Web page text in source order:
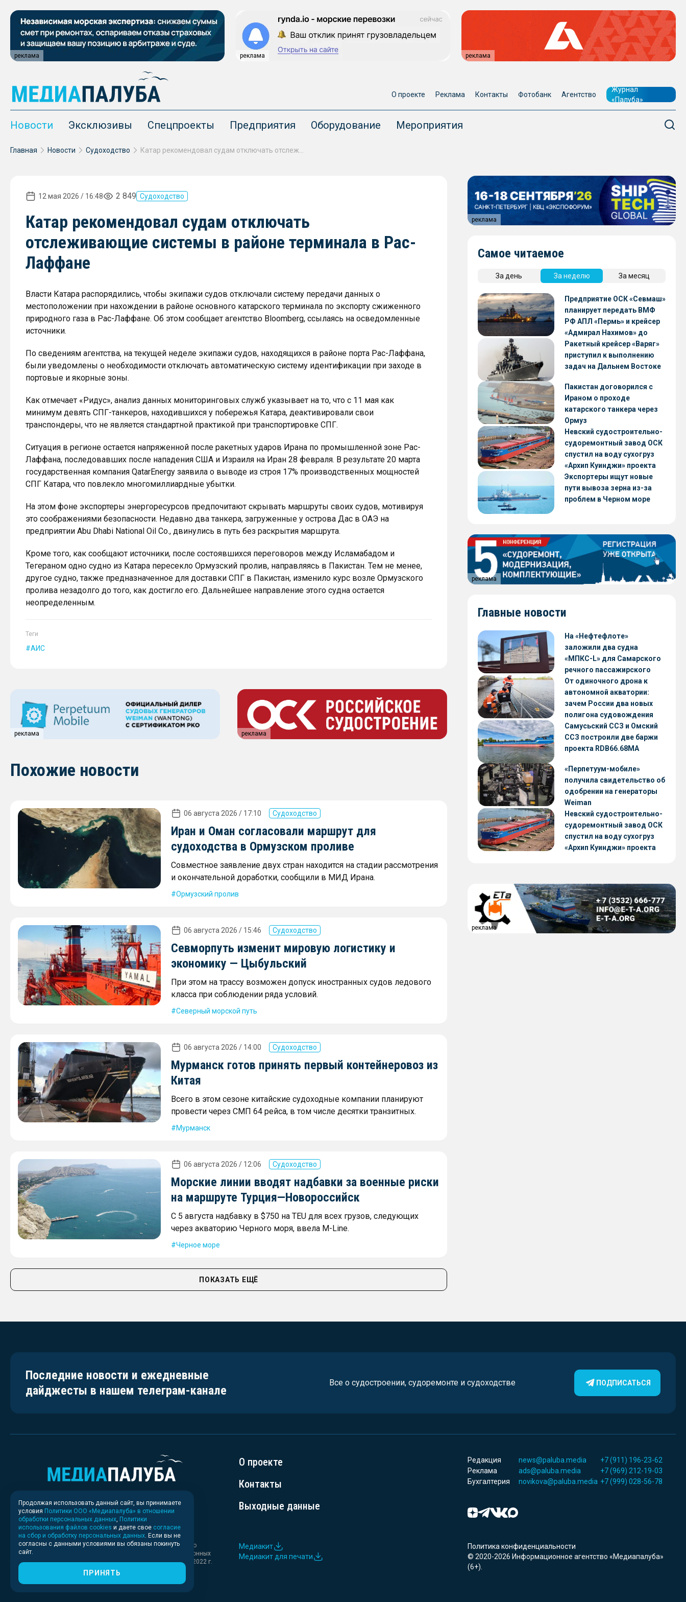
реклама реклама реклама
О проекте Реклама Контакты Фотобанк Агентство
Журнал
«Палуба»
Новости Эксклюзивы Спецпроекты Предприятия Оборудование Мероприятия
Главная Новости Судоходство
12 мая 2026 / 16:48 2 849 Судоходство
Катар рекомендовал судам отключать
отслеживающие системы в районе терминала в Рас-
Лаффане
Власти Катара распорядились, чтобы экипажи судов отключали систему передачи данных о
местоположении при нахождении в районе основного катарского терминала по экспорту сжиженного
природного газа в Рас-Лаффане. Об этом сообщает агентство Bloomberg, ссылаясь на осведомленные
источники.
По сведениям агентства, на текущей неделе экипажи судов, находящихся в районе порта Рас-Лаффана,
были уведомлены о необходимости отключать автоматическую систему идентификации при заходе в
портовые и якорные зоны.
Как отмечает «Ридус», анализ данных мониторинговых служб указывает на то, что с 11 мая как
минимум девять СПГ-танкеров, находившихся у побережья Катара, деактивировали свои
транспондеры, что не является стандартной практикой при транспортировке СПГ.
Ситуация в регионе остается напряженной после ракетных ударов Ирана по промышленной зоне Рас-
Лаффана, последовавших после нападения США и Израиля на Иран 28 февраля. В результате 20 марта
государственная компания QatarEnergy заявила о выводе из строя 17% производственных мощностей
СПГ Катара, что повлекло многомиллиардные убытки.
На этом фоне экспортеры энергоресурсов предпочитают скрывать маршруты своих судов, мотивируя
это соображениями безопасности. Недавно два танкера, загруженные у острова Дас в ОАЭ на
предприятии Abu Dhabi National Oil Co., двинулись в путь без раскрытия маршрута.
Кроме того, как сообщают источники, после состоявшихся переговоров между Исламабадом и
Тегераном одно судно из Катара пересекло Ормузский пролив, направляясь в Пакистан. Тем не менее,
другое судно, также предназначенное для доставки СПГ в Пакистан, изменило курс возле Ормузского
пролива незадолго до того, как достигло его. Дальнейшее направление этого судна остается
неопределенным.
Теги
АИС
реклама реклама
Похожие новости
06 августа 2026 / 17:10 Судоходство
Иран и Оман согласовали маршрут для
судоходства в Ормузском проливе
Совместное заявление двух стран находится на стадии рассмотрения
и окончательной доработки, сообщили в МИД Ирана.
Ормузский пролив
06 августа 2026 / 15:46 Судоходство
Севморпуть изменит мировую логистику и
экономику — Цыбульский
При этом на трассу возможен допуск иностранных судов ледового
класса при соблюдении ряда условий.
Северный морской путь
06 августа 2026 / 14:00 Судоходство
Мурманск готов принять первый контейнеровоз из
Китая
Всего в этом сезоне китайские судоходные компании планируют
провести через СМП 64 рейса, в том числе десятки транзитных.
Мурманск
06 августа 2026 / 12:06 Судоходство
Морские линии вводят надбавки за военные риски
на маршруте Турция—Новороссийск
С 5 августа надбавку в $750 на TEU для всех грузов, следующих
через акваторию Черного моря, ввела M-Line.
Черное море
ПОКАЗАТЬ ЕЩЁ
реклама
Самое читаемое
За день За неделю За месяц
Предприятие ОСК «Севмаш»
планирует передать ВМФ
РФ АПЛ «Пермь» и крейсер
«Адмирал Нахимов» до
конца 2026 года
Ракетный крейсер «Варяг»
приступил к выполнению
задач на Дальнем Востоке
Пакистан договорился с
Ираном о проходе
катарского танкера через
Ормуз
Невский судостроительно-
судоремонтный завод ОСК
спустил на воду сухогруз
«Архип Куинджи» проекта
RSD59
Экспортеры ищут новые
пути вывоза зерна из-за
проблем в Черном море
реклама
Главные новости
На «Нефтефлоте»
заложили два судна
«МПКС-L» для Самарского
речного пассажирского
предприятия
От одиночного дрона к
автономной акватории:
зачем России два новых
полигона судовождения
Самусьский ССЗ и Омский
ССЗ построили две баржи
проекта RDB66.68МА
«Перпетуум-мобиле»
получила свидетельство об
одобрении на генераторы
Weiman
Невский судостроительно-
судоремонтный завод ОСК
спустил на воду сухогруз
«Архип Куинджи» проекта
реклама
Последние новости и ежедневные
дайджесты в нашем телеграм-канале
Все о судостроении, судоремонте и судоходстве ПОДПИСАТЬСЯ
О проекте
Контакты
Выходные данные
Редакция news@paluba.media
+7 (911) 196-23-62
Реклама
ads@paluba.media
+7 (969) 212-19-03
Бухгалтерия
novikova@paluba.media +7 (999) 028-56-78
Свидетельство о регистрации СМИ ИА № ФС 77 - 83037 выдано
Федеральной службой по надзору в сфере связи, информационных
технологий и массовых коммуникаций (Роскомнадзор) 30.03.2022 г.
Медиакит
Медиакит для печати
Политика конфиденциальности
© 2020-2026 Информационное агентство «Медиапалуба»
(6+).
Продолжая использовать данный сайт, вы принимаете
условия Политики ООО «Медиапалуба» в отношении
обработки персональных данных Политики
использования файлов cookies и даете свое согласие
на сбор и обработку персональных данных . Если вы не
согласны с данными условиями вы обязаны покинуть
сайт.
ПРИНЯТЬ